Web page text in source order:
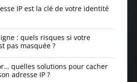
IP est la clé de votre identité
: quels risques si votre
pas masquée ?
quelles solutions pour cacher
adresse IP ?